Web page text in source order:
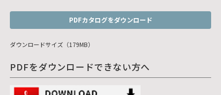
PDFカタログをダウンロード
ダウンロードサイズ（179MB）
PDFをダウンロードできない方へ